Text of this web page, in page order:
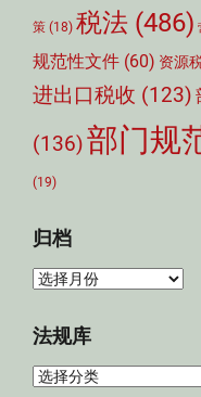
策 (18) 税法 (486)
规范性文件 (60) 资源
进出口税收 (123)
(136)部门规
(19)
归档
归
法规库
法